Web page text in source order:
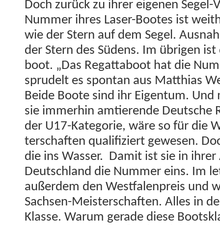
Doch zurück zu ihrer eige­nen Segel-
Num­mer ihres Laser-Bootes ist
wie der Stern auf dem Segel.
der Stern des Südens. Im übri­gen
boot. „Das Regat­ta­boot hat die
sprudelt es spon­tan aus Matthias
Bei­de Boote sind ihr Eigen­tum. Und
sie immer­hin amtierende Deutsche
der U17-Kat­e­gorie, wäre so für die
ter­schaften qual­i­fiziert gewe­sen.
die ins Wass­er. Damit ist sie in ihrer
Deutsch­land die Num­mer eins. Im
außer­dem den West­falen­preis und
Sach­sen-Meis­ter­schaften. Alles in
Klasse. Warum ger­ade diese